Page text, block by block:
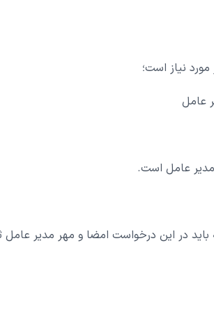
مورد نیاز است؛
عامل
مدیر عامل است.
باید در این درخواست امضا و مهر مدیر